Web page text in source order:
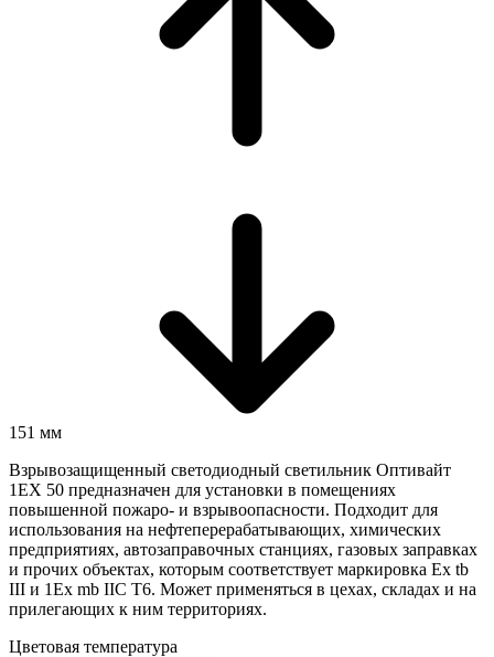
151 мм
Взрывозащищенный светодиодный светильник Оптивайт
1EX 50 предназначен для установки в помещениях
повышенной пожаро- и взрывоопасности. Подходит для
использования на нефтеперерабатывающих, химических
предприятиях, автозаправочных станциях, газовых заправках
и прочих объектах, которым соответствует маркировка Ex tb
III и 1Ex mb IIC T6. Может применяться в цехах, складах и на
прилегающих к ним территориях.
Цветовая температура